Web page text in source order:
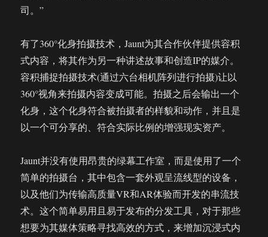
司。”
有了360°化身拍摄技术，Jaunt为其合作伙伴提供容积
式内容，将其作为另一种讲述故事和创造IP的媒介。
容积捕捉拍摄技术(通过六台相机阵列进行拍摄)让以
360°视角来拍摄内容变成可能。拍摄之后会输出一个
化身，这个化身符合被拍摄者的样貌和动作，并且是
以一个可分享的、符合实际比例的增强现实资产。
Jaunt并没有使用昂贵的绿幕工作室，而是使用了一个
简单的拍摄台，其中包含一套外观呈流线型的设备，
以及他们为传输高质量VR和AR体验而开发的串流技
术。这个简单易用且易于发布的分发工具，对于那些
想要为其媒体策略寻找高效的方式，来增加沉浸式内